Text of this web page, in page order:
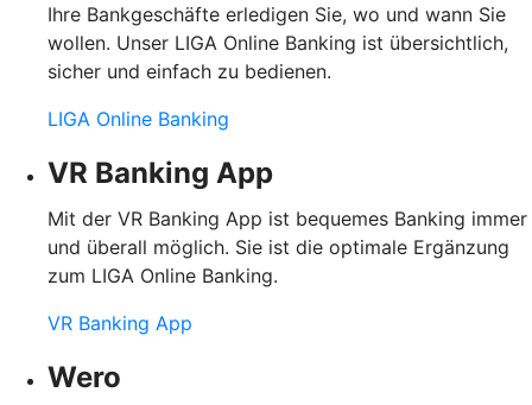
Ihre Bankgeschäfte erledigen Sie, wo und wann Sie
wollen. Unser LIGA Online Banking ist übersichtlich,
sicher und einfach zu bedienen.
LIGA Online Banking
VR Banking App
Mit der VR Banking App ist bequemes Banking immer
und überall möglich. Sie ist die optimale Ergänzung
zum LIGA Online Banking.
VR Banking App
Wero